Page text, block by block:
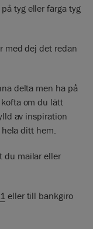
tyg eller färga tyg
med dej det redan
delta men ha på
om du lätt
av inspiration
ditt hem.
du mailar eller
eller till bankgiro